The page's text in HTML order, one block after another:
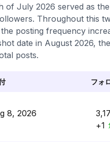
of July 2026 served as
Throughout this
posting frequency
date in August 2026,
posts.
フォ
8, 2026
+1